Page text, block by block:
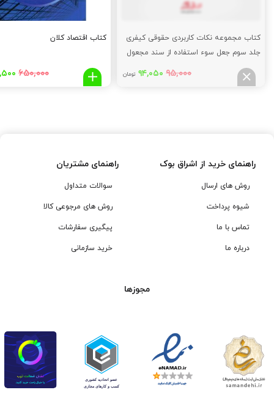
کتاب مجموعه نکات کاربردی حقوقی کیفری
جلد سوم جعل سوء استفاده از سند مجعول
و جرایم مشابه
۹۵,۰۰۰ قیمت
۹۴,۰۵۰ تومانقیمت
کتاب اقتصاد کلان
۶۵۰,۰۰۰
راهنمای خرید از اشراق بوک
روش های ارسال
شیوه پرداخت
تماس با ما
درباره ما
راهنمای مشتریان
سوالات متداول
روش های مرجوعی کالا
پیگیری سفارشات
خرید سازمانی
مجوزها